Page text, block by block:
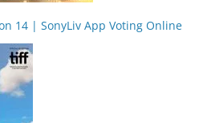
14 | SonyLiv App Voting Online